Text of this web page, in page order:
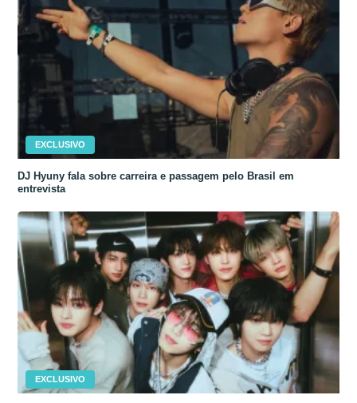
EXCLUSIVO
DJ Hyuny fala sobre carreira e passagem pelo Brasil em
entrevista
EXCLUSIVO